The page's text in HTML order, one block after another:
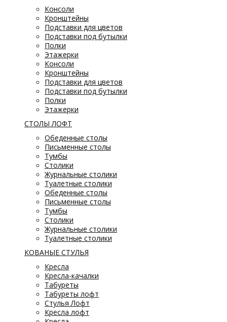
Консоли
Кронштейны
Подставки для цветов
Подставки под бутылки
Полки
Этажерки
Консоли
Кронштейны
Подставки для цветов
Подставки под бутылки
Полки
Этажерки
СТОЛЫ ЛОФТ
Обеденные столы
Письменные столы
Тумбы
Столики
Журнальные столики
Туалетные столики
Обеденные столы
Письменные столы
Тумбы
Столики
Журнальные столики
Туалетные столики
КОВАНЫЕ СТУЛЬЯ
Кресла
Кресла-качалки
Табуреты
Табуреты лофт
Стулья Лофт
Кресла лофт